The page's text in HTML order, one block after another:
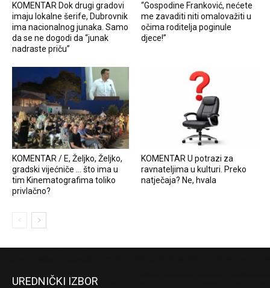
KOMENTAR Dok drugi gradovi
imaju lokalne šerife, Dubrovnik
ima nacionalnog junaka. Samo
da se ne dogodi da “junak
nadraste priču”
“Gospodine Franković, nećete
me zavaditi niti omalovažiti u
očima roditelja poginule
djece!”
KOMENTAR / E, Željko, Željko,
gradski vijećniče … što ima u
tim Kinematografima toliko
privlačno?
KOMENTAR U potrazi za
ravnateljima u kulturi. Preko
natječaja? Ne, hvala
UREDNIČKI IZBOR